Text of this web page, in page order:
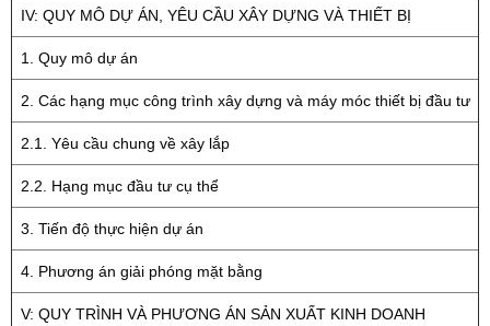
IV: QUY MÔ DỰ ÁN, YÊU CẦU XÂY DỰNG VÀ THIẾT BỊ
1. Quy mô dự án
2. Các hạng mục công trình xây dựng và máy móc thiết bị đầu tư
2.1. Yêu cầu chung về xây lắp
2.2. Hạng mục đầu tư cụ thể
3. Tiến độ thực hiện dự án
4. Phương án giải phóng mặt bằng
V: QUY TRÌNH VÀ PHƯƠNG ÁN SẢN XUẤT KINH DOANH